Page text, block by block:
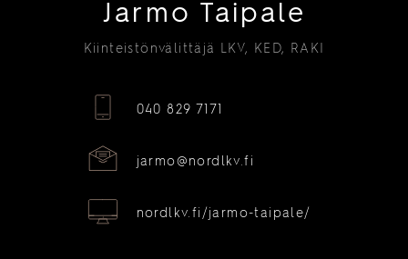
Jarmo Taipale
Kiinteistönvälittäjä LKV, KED, RAKI
040 829 7171
jarmo@nordlkv.fi
nordlkv.fi/jarmo-taipale/